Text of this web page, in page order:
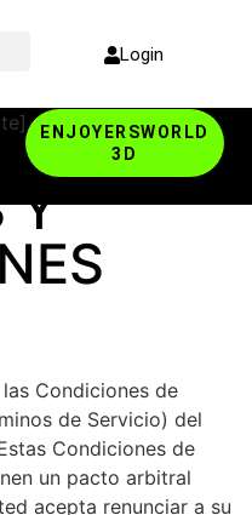
Login
ENJOYERSWORLD
3D
Y
Condiciones de
de Servicio) del
Condiciones de
un pacto arbitral
acepta renunciar a su